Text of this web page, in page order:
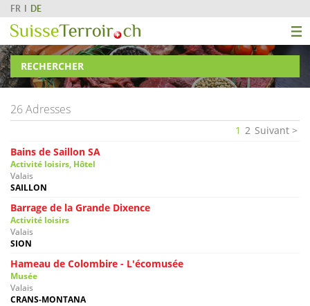
FR DE
RECHERCHER
26 Adresses
1 2 Suivant
Bains de Saillon SA
Activité loisirs, Hôtel
Valais
SAILLON
Barrage de la Grande Dixence
Activité loisirs
Valais
SION
Hameau de Colombire - L'écomusée
Musée
Valais
CRANS-MONTANA